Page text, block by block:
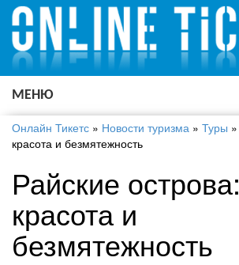
МЕНЮ
Онлайн Тикетс » Новости туризма » Туры »
красота и безмятежность
Райские острова:
красота и
безмятежность